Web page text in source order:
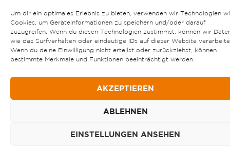
Um dir ein optimales Erlebnis zu bieten, verwenden wir Technologien
Cookies, um Geräteinformationen zu speichern und/oder darauf
zuzugreifen. Wenn du diesen Technologien zustimmst, können wir
wie das Surfverhalten oder eindeutige IDs auf dieser Website
Wenn du deine Einwilligung nicht erteilst oder zurückziehst, können
bestimmte Merkmale und Funktionen beeinträchtigt werden.
AKZEPTIEREN
ABLEHNEN
EINSTELLUNGEN ANSEHEN